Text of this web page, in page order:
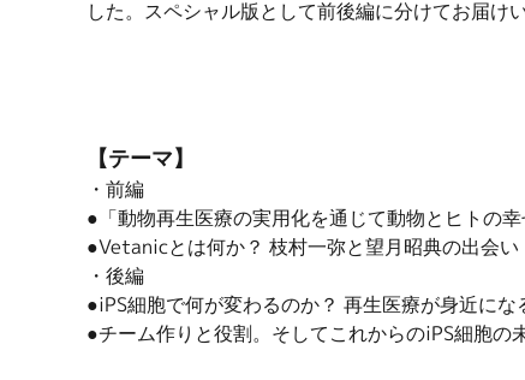
した。スペシャル版として前後編に分けてお届け
【テーマ】
・前編
●「動物再生医療の実用化を通じて動物とヒトの
●Vetanicとは何か？ 枝村一弥と望月昭典の出会い
・後編
●iPS細胞で何が変わるのか？ 再生医療が身近にな
●チーム作りと役割。そしてこれからのiPS細胞の